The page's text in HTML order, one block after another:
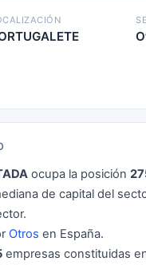
ocupa la posición
de capital del
Otros en España.
empresas constituidas